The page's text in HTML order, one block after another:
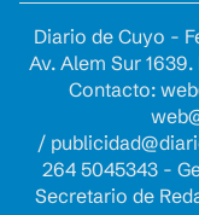
Diario de Cuyo -
Av. Alem Sur
Contacto:
/
264 5045343 -
Secretario de